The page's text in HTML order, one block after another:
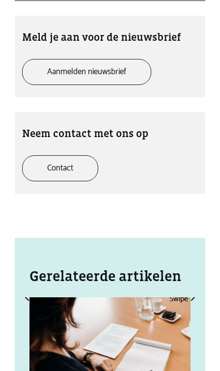
Meld je aan voor de nieuwsbrief
Aanmelden nieuwsbrief
Neem contact met ons op
Contact
Gerelateerde artikelen
Swipe Swipe